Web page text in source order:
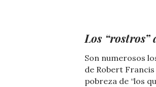
Los “rostros”
Son numerosos
de Robert
pobreza de “los